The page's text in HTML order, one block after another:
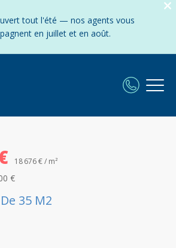
tout l'été — nos agents vous
en juillet et en août.
18 676 € / m²
€
35 M2